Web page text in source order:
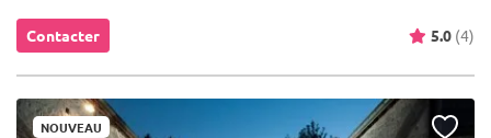
Contacter 5.0 (4)
NOUVEAU